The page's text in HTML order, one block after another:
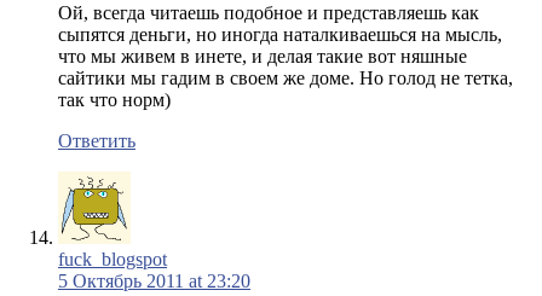
Ой, всегда читаешь подобное и представляешь как
сыпятся деньги, но иногда наталкиваешься на мысль,
что мы живем в инете, и делая такие вот няшные
сайтики мы гадим в своем же доме. Но голод не тетка,
так что норм)
Ответить
fuck_blogspot
5 Октябрь 2011 at 23:20